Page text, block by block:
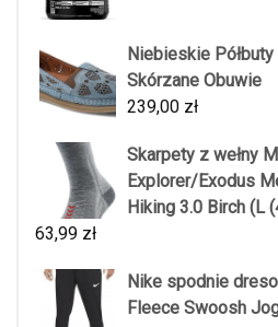
Niebieskie
Skórzane Obuwie
239,00 zł
Skarpety z wełny
Explorer/Exodus
Hiking 3.0 Birch (L
63,99 zł
Nike spodnie
Fleece Swoosh